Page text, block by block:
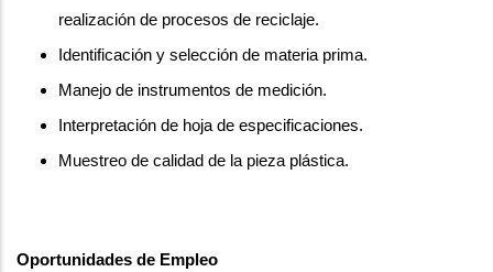
realización de procesos de reciclaje.
Identificación y selección de materia prima.
Manejo de instrumentos de medición.
Interpretación de hoja de especificaciones.
Muestreo de calidad de la pieza plástica.
Oportunidades de Empleo